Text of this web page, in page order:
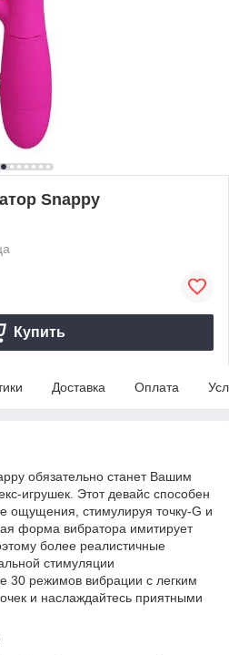
Snappy
Купить
Доставка Оплата
обязательно станет Вашим
игрушек. Этот девайс способен
ощущения, стимулируя точку-G и
форма вибратора имитирует
более реалистичные
стимуляции
30 режимов вибрации с легким
и наслаждайтесь приятными